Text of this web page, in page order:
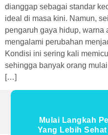
dianggap sebagai standar
ideal di masa kini. Namun,
pengaruh gaya hidup, warna
mengalami perubahan
Kondisi ini sering kali
sehingga banyak orang
[…]
Mulai Langkah
Yang Lebih